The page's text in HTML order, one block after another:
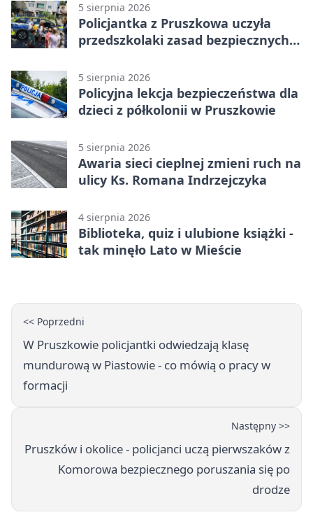
5 sierpnia 2026
Policjantka z Pruszkowa uczyła
przedszkolaki zasad bezpiecznych
5 sierpnia 2026
Policyjna lekcja bezpieczeństwa dla
dzieci z półkolonii w Pruszkowie
5 sierpnia 2026
Awaria sieci cieplnej zmieni ruch na
ulicy Ks. Romana Indrzejczyka
4 sierpnia 2026
Biblioteka, quiz i ulubione książki -
tak minęło Lato w Mieście
<< Poprzedni
W Pruszkowie policjantki odwiedzają klasę
mundurową w Piastowie - co mówią o pracy w
formacji
Następny >>
Pruszków i okolice - policjanci uczą pierwszaków z
Komorowa bezpiecznego poruszania się po
drodze